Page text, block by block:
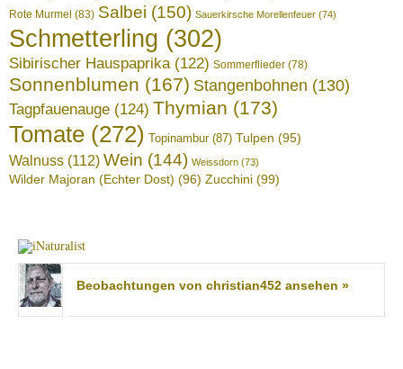
Rote Murmel (83) Salbei (150) Sauerkirsche Morellenfeuer (74)
Schmetterling (302)
Sibirischer Hauspaprika (122) Sommerflieder (78)
Sonnenblumen (167) Stangenbohnen (130)
Tagpfauenauge (124) Thymian (173)
Tomate (272) Topinambur(87) Tulpen (95)
Walnuss (112) Wein (144) Weissdorn (73)
Wilder Majoran (Echter Dost) (96) Zucchini (99)
Beobachtungen von christian452 ansehen »